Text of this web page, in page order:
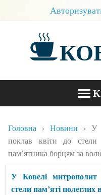
Головна Новини
У
поклав квіти до стели
пам’ятника борцям за
У Ковелі
стели пам’яті